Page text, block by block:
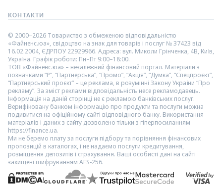
КОНТАКТИ
© 2000–2026 Товариство з обмеженою відповідальністю
«Файненс.юа», свідоцтво на знак для товарів і послуг № 37423 від
16.02.2004, ЄДРПОУ 22929966. Адреса: вул. Миколи Грінченка, 4В, Київ,
Україна. Графік роботи: Пн–Пт 9:00–18:00.
ТОВ «Файненс.юа» – незалежний фінансовий портал. Матеріали з
позначками “Р”, “Партнерська”, “Промо”, “Акція”, “Думка”, “Спецпроєкт”,
“Партнерський проєкт” – це реклама, в розумінні Закону України “Про
рекламу”. За зміст реклами відповідальність несе рекламодавець.
Інформація на даній сторінці не є рекламою банківських послуг.
Верифіковану банком інформацію про продукти та послуги можна
подивитися на офіційному сайті відповідного банку. Використання
матеріалів і даних з сайту дозволено тільки з гіперпосиланням
https://finance.ua.
Ми не беремо плату за послуги підбору та порівняння фінансових
пропозицій в каталогах, і не надаємо послуги кредитування,
розміщення депозитів і страхування. Ваші особисті дані на сайті
захищені шифруванням AES-256.